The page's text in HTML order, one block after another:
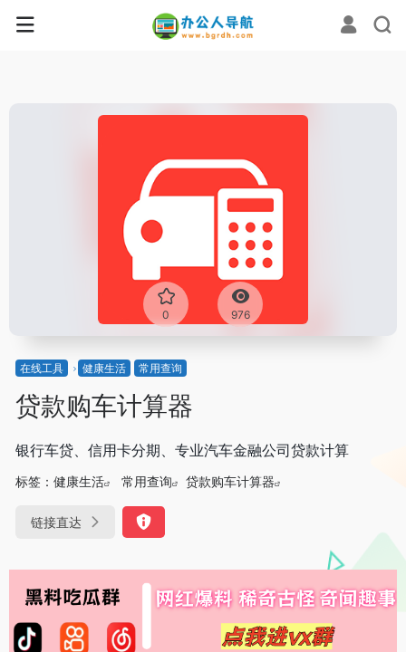
0 976
在线工具 健康生活 常用查询
贷款购车计算器
银行车贷、信用卡分期、专业汽车金融公司贷款计算
标签： 健康生活 常用查询 贷款购车计算器
链接直达